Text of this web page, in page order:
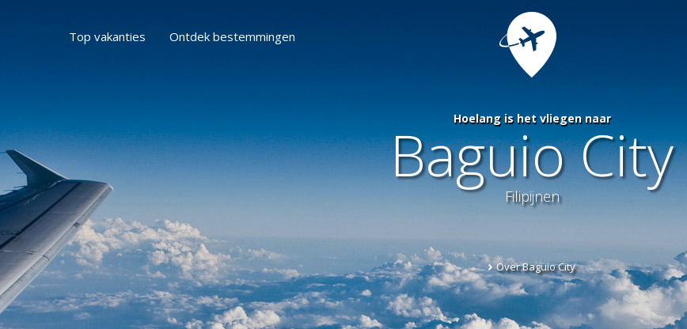
Top vakanties Ontdek bestemmingen
Hoelang is het vliegen naar
Baguio City
Filipijnen
Over Baguio City